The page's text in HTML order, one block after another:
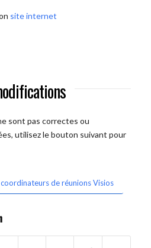
site internet
sont pas correctes ou
utilisez le bouton suivant pour
de réunions Visios